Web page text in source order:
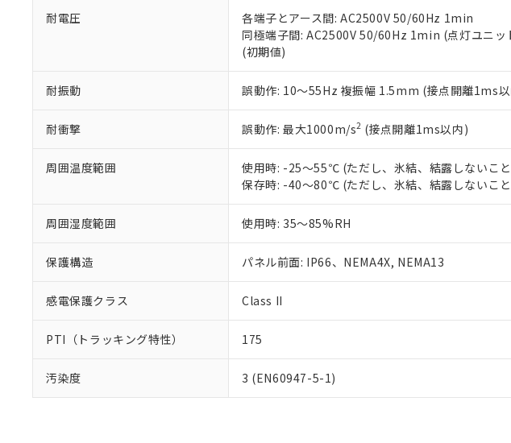
耐電圧
各端子とアース間: AC2500V 50/60Hz 1min
同極端子間: AC2500V 50/60Hz 1min (点灯ユニッ
(初期値)
耐振動 誤動作: 10～55Hz 複振幅 1.5mm (接点開離1ms
耐衝撃 誤動作: 最大1000m/s2 (接点開離1ms以内)
周囲温度範囲
使用時: -25～55℃ (ただし、氷結、結露しないこ
保存時: -40～80℃ (ただし、氷結、結露しないこ
周囲湿度範囲 使用時: 35～85%RH
保護構造 パネル前面: IP66、NEMA4X, NEMA13
感電保護クラス Class II
PTI（トラッキング特性） 175
汚染度 3 (EN60947-5-1)
り割愛しております。